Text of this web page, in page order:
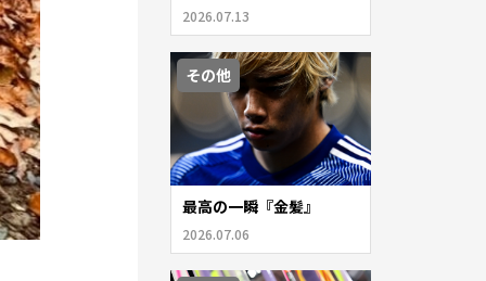
2026.07.13
その他
最高の一瞬『金髪』
2026.07.06